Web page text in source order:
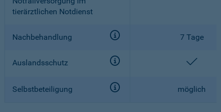
tierärztlichen Notdienst
Nachbehandlung 7 Tage
Auslandsschutz
Selbstbeteiligung möglich